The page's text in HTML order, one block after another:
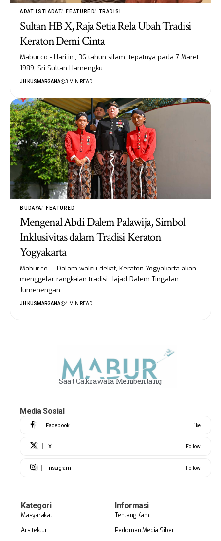
ADAT ISTIADAT FEATURED TRADISI
Sultan HB X, Raja Setia Rela Ubah Tradisi
Keraton Demi Cinta
Mabur.co - Hari ini, 36 tahun silam, tepatnya pada 7 Maret
1989, Sri Sultan Hamengku…
JH KUSMARGANA 3 MIN READ
BUDAYA FEATURED
Mengenal Abdi Dalem Palawija, Simbol
Inklusivitas dalam Tradisi Keraton
Yogyakarta
Mabur.co — Dalam waktu dekat, Keraton Yogyakarta akan
menggelar rangkaian tradisi Hajad Dalem Tingalan
Jumenengan…
JH KUSMARGANA 4 MIN READ
Saat Cakrawala Membentang
Media Sosial
Facebook Like
X Follow
Instagram Follow
Kategori
Masyarakat
Arsitektur
Informasi
Tentang Kami
Pedoman Media Siber